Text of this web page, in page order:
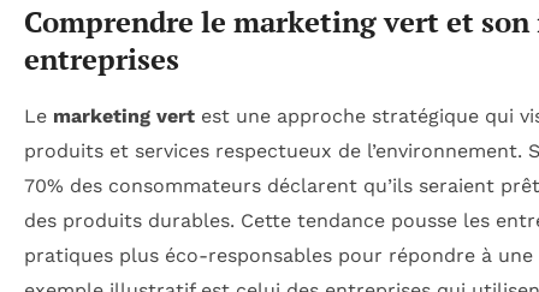
Comprendre le marketing vert et
entreprises
Le marketing vert est une approche stratégique qui
produits et services respectueux de l’environnement.
70% des consommateurs déclarent qu’ils seraient
des produits durables. Cette tendance pousse les
pratiques plus éco-responsables pour répondre à une